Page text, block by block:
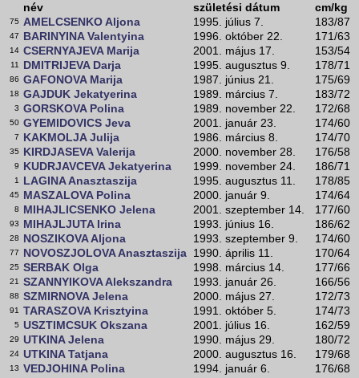
név születési dátum cm/kg
75 AMELCSENKO Aljona 1995. július 7. 183/87
47 BARINYINA Valentyina 1996. október 22. 171/63
14 CSERNYAJEVA Marija 2001. május 17. 153/54
11 DMITRIJEVA Darja 1995. augusztus 9. 178/71
86 GAFONOVA Marija 1987. június 21. 175/69
18 GAJDUK Jekatyerina 1989. március 7. 183/72
3 GORSKOVA Polina 1989. november 22. 172/68
50 GYEMIDOVICS Jeva 2001. január 23. 174/60
7 KAKMOLJA Julija 1986. március 8. 174/70
35 KIRDJASEVA Valerija 2000. november 28. 176/58
9 KUDRJAVCEVA Jekatyerina 1999. november 24. 186/71
1 LAGINA Anasztaszija 1995. augusztus 11. 178/85
45 MASZALOVA Polina 2000. január 9. 174/64
8 MIHAJLICSENKO Jelena 2001. szeptember 14. 177/60
93 MIHAJLJUTA Irina 1993. június 16. 186/62
28 NOSZIKOVA Aljona 1993. szeptember 9. 174/60
77 NOVOSZJOLOVA Anasztaszija 1990. április 11. 170/64
25 SERBAK Olga 1998. március 14. 177/66
21 SZANNYIKOVA Alekszandra 1993. január 26. 166/56
88 SZMIRNOVA Jelena 2000. május 27. 172/73
91 TARASZOVA Krisztyina 1991. október 5. 174/73
5 USZTIMCSUK Okszana 2001. július 16. 162/59
29 UTKINA Jelena 1990. május 29. 180/72
24 UTKINA Tatjana 2000. augusztus 16. 179/68
13 VEDJOHINA Polina 1994. január 6. 176/68